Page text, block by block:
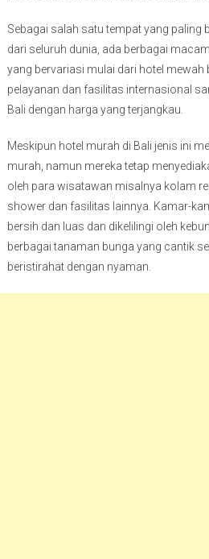
Sebagai salah satu tempat yang paling
dari seluruh dunia, ada berbagai
yang bervariasi mulai dari hotel mewah
pelayanan dan fasilitas internasional
Bali dengan harga yang terjangkau.
Meskipun hotel murah di Bali jenis ini
murah, namun mereka tetap
oleh para wisatawan misalnya kolam
shower dan fasilitas lainnya. Kamar-
bersih dan luas dan dikelilingi oleh
berbagai tanaman bunga yang cantik
beristirahat dengan nyaman.